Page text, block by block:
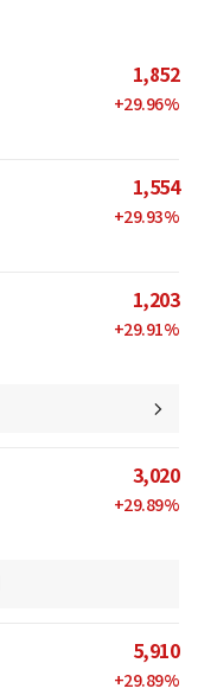
1,852
+29.96%
1,554
+29.93%
1,203
+29.91%
3,020
+29.89%
5,910
+29.89%